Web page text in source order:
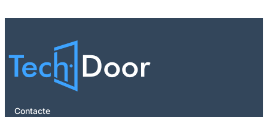
Contacte